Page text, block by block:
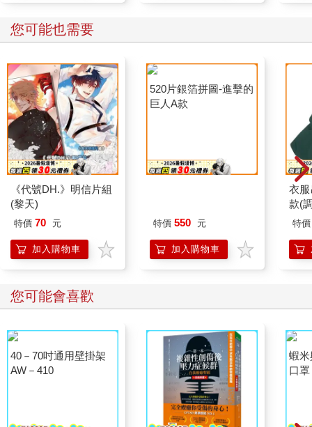
您可能也需要
《代號DH.》明信片組
(黎天)
特價 70 元
加入購物車
520片銀箔拼圖-進擊的
巨人A款
特價 550 元
加入購物車
衣
款(
特價
您可能會喜歡
40－70吋通用壁掛架
AW－410
蝦
口